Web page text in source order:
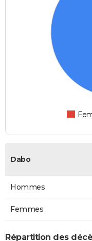
Dabo
Hommes
Femmes
Répartition des